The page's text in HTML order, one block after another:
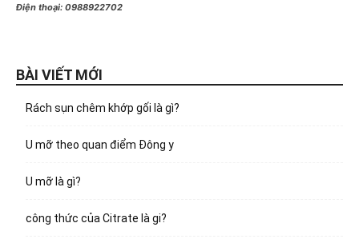
Điện thoại: 0988922702
BÀI VIẾT MỚI
Rách sụn chêm khớp gối là gì?
U mỡ theo quan điểm Đông y
U mỡ là gì?
công thức của Citrate là gi?